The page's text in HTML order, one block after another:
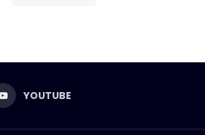
YOUTUBE